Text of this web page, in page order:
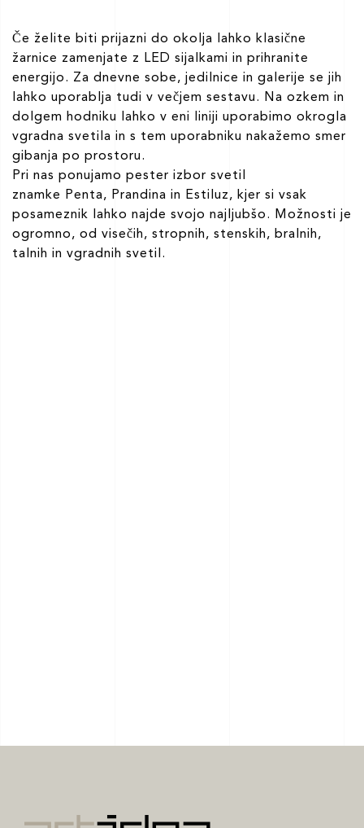
Če želite biti prijazni do okolja lahko klasične
žarnice zamenjate z LED sijalkami in prihranite
energijo. Za dnevne sobe, jedilnice in galerije se jih
lahko uporablja tudi v večjem sestavu. Na ozkem in
dolgem hodniku lahko v eni liniji uporabimo okrogla
vgradna svetila in s tem uporabniku nakažemo smer
gibanja po prostoru.
Pri nas ponujamo pester izbor svetil
znamke Penta, Prandina in Estiluz, kjer si vsak
posameznik lahko najde svojo najljubšo. Možnosti je
ogromno, od visečih, stropnih, stenskih, bralnih,
talnih in vgradnih svetil.